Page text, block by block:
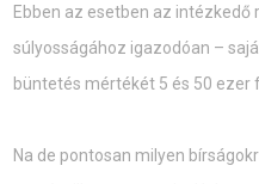
Ebben az esetben az intézkedő
súlyosságához igazodóan –
büntetés mértékét 5 és 50 ezer
Na de pontosan milyen